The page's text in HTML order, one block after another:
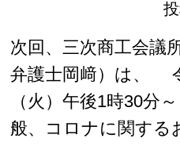
次回、三次商工会議
弁護士岡﨑）は、
（火）午後1時30
般、コロナに関する